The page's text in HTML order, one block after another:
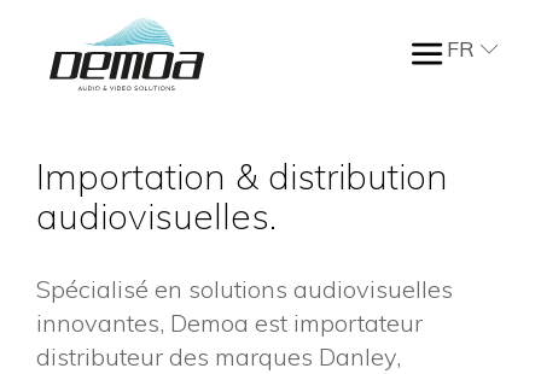
FR
Importation & distribution
audiovisuelles.
Spécialisé en solutions audiovisuelles
innovantes, Demoa est importateur
distributeur des marques Danley,